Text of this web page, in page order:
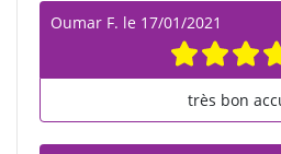
Oumar F. le 17/01/2021
très bon